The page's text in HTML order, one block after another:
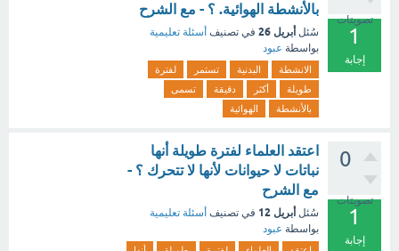
تصويتات
1
إجابة
بالأنشطة الهوائية. ؟ - مع الشرح
سُئل أبريل 26 في تصنيف أسئلة تعليمية
بواسطة عبود
الانشطة البدنية تستمر
لفترة
طويلة
أكثر دقيقة
تسمى
بالأنشطة
الهوائية
0
تصويتات
1
إجابة
اعتقد العلماء لفترة طويلة أنها
نباتات لا حيوانات لأنها لا تتحرك ؟ -
مع الشرح
سُئل أبريل 12 في تصنيف أسئلة تعليمية
بواسطة عبود